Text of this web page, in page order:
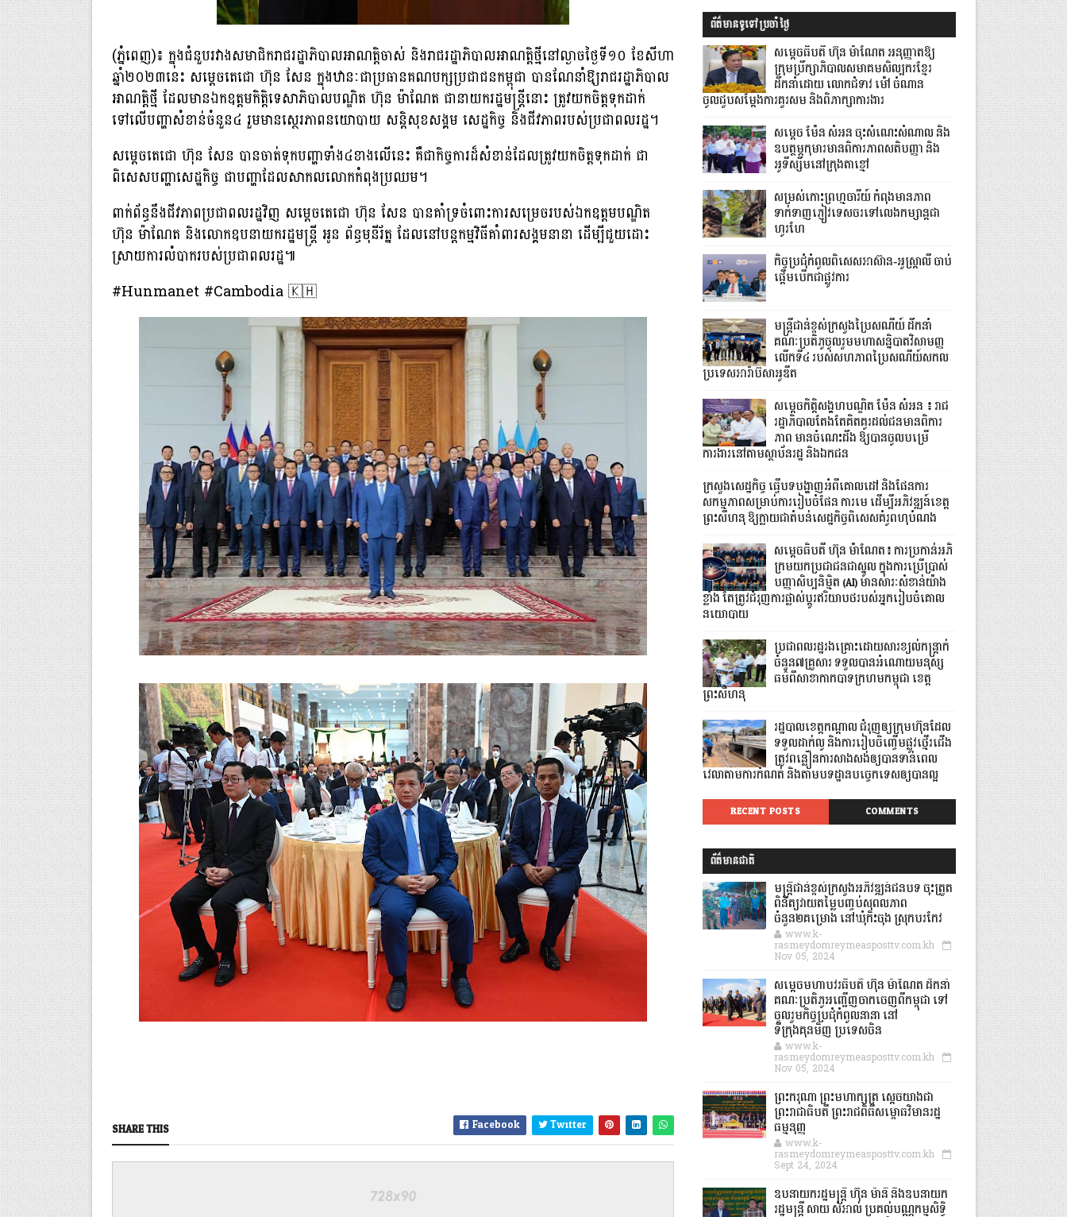
(ភ្នំពេញ)៖ ក្នុងជំនួបរវាងសមាជិករាជរដ្ឋាភិបាលអាណត្តិចាស់ និងរាជរដ្ឋាភិបាល​អាណត្តិថ្មីនៅល្ងាចថ្ងៃទី១០ ខែសីហា
ឆ្នាំ២០២៣នេះ សម្តេចតេជោ ហ៊ុន សែន ក្នុងឋានៈជាប្រធានគណបក្សប្រជាជនកម្ពុជា បានណែនាំឱ្យរាជរដ្ឋាភិបាល​
អាណត្តិ​ថ្មី ដែលមានឯកឧត្តមកិត្តិទេសាភិបាលបណ្ឌិត ហ៊ុន ម៉ាណែត ជានាយករដ្ឋមន្ត្រី​នោះ ត្រូវយកចិត្តទុកដាក់
ទៅលើបញ្ហាសំខាន់ចំនួន៤ រួមមានស្ថេរភាពនយោបាយ សន្តិសុខសង្គម សេដ្ឋកិច្ច និងជីវភាពរបស់ប្រជាពលរដ្ឋ។
សម្តេចតេជោ ហ៊ុន សែន បានចាត់ទុកបញ្ហាទាំង៤ខាងលើនេះ គឺជាកិច្ចការដ៏សំខាន់ដែលត្រូវយកចិត្តទុកដាក់ ជា
ពិសេសបញ្ហាសេដ្ឋកិច្ច ជាបញ្ហាដែលសាកលលោកកំពុងប្រឈម។
ពាក់ព័ន្ធនឹងជីវភាពប្រជាពលរដ្ឋវិញ សម្តេចតេជោ ហ៊ុន សែន បានគាំទ្រចំពោះ​ការ​សម្រេចរបស់ឯកឧត្តមបណ្ឌិត
ហ៊ុន ម៉ាណែត និងលោកឧបនាយករដ្ឋមន្ត្រី អូន ព័ន្ធមុនីរ័ត្ន ដែលនៅបន្តកម្មវិធីគាំពារសង្គមនានា ដើម្បីជួយដោះ
ស្រាយ​ការលំបាក​របស់ប្រជាពលរដ្ឋ៕
#Hunmanet #Cambodia 🇰🇭
SHARE THIS Facebook Twitter
ព័ត៌មានទូទៅប្រចាំថ្ងៃ
សម្តេចធិបតី ហ៊ុន ម៉ាណែត អនុញ្ញាតឱ្យ
ក្រុមប្រឹក្សាភិបាលសមាគមសិល្បករខ្មែរ
ដឹកនាំដោយ លោកជំទាវ ម៉ៅ ចំណាន
ចូលជួបសម្ដែងការគួរសម និងពិភាក្សាការងារ
សម្តេច ម៉ែន សំអន ចុះសំណេះសំណាល និង
ឧបត្ថម្ភកុមារមានពិការភាពសតិបញ្ញា និង
អូទីស្សឹមនៅក្រុងតាខ្មៅ
សម្រស់កោះព្រហ្មចារីយ៍ កំពុងមានភាព
ទាក់ទាញភ្ញៀវទេសចរទៅលេងកម្សាន្តជា
ហូរហែ
កិច្ចប្រជុំកំពូលពិសេសអាស៊ាន-អូស្ត្រាលី ចាប់
ផ្តើមបើកជាផ្លូវការ
មន្ត្រីជាន់ខ្ពស់ក្រសួងប្រៃសណីយ៍ ដឹកនាំ
គណៈប្រតិភូចូលរួមមហាសន្និបាតវិសាមញ្ញ
លើកទី៤ របស់សហភាពប្រៃសណីយ៍សកល
ប្រទេសអារ៉ាប៊ីសាអូឌីត
សម្តេចកិត្តិសង្គហបណ្ឌិត ម៉ែន សំអន ៖ រាជ
រដ្ឋាភិបាលតែងតែគិតគូរដល់ជនមានពិការ
ភាព មានចំណេះដឹង ឱ្យបានចូលបម្រើ
ការងារនៅតាមស្ថាប័នរដ្ឋ និងឯកជន
ក្រសួងសេដ្ឋកិច្ច ធ្វើបទបង្ហាញអំពីគោលដៅ និងផែនការ
សកម្មភាពសម្រាប់ការរៀបចំផែន ការមេ ដើម្បីអភិវឌ្ឍន៍ខេត្ត
ព្រះសីហនុ ឱ្យក្លាយជាតំបន់សេដ្ឋកិច្ចពិសេសគំរូពហុបំណង
សម្តេចធិបតី ហ៊ុន ម៉ាណែត៖ ការប្រកាន់អភិ
ក្រមយកប្រជាជនជាស្នូល ក្នុងការប្រើប្រាស់
បញ្ញាសិប្បនិម្មិត (AI) មានសារៈសំខាន់យ៉ាង
ខ្លាំង តែត្រូវជំរុញការផ្លាស់ប្តូរឥរិយាបថរបស់អ្នករៀបចំគោល
នយោបាយ
ប្រជាពលរដ្ឋរងគ្រោះដោយសារខ្យល់កន្ត្រាក់
ចំនួន៧គ្រួសារ ទទួលបានអំណោយមនុស្ស
ធម៌ពីសាខាកាកបាទក្រហមកម្ពុជា ខេត្ត
ព្រះសីហនុ
រដ្ឋបាលខេត្តកណ្ដាល ជំរុញឲ្យក្រុមហ៊ុនដែល
ទទួលដាក់លូ និងការរៀបចិញ្ចើមផ្លូវថ្មើរជើង
ត្រូវពន្លឿនការសាងសង់ឲ្យបានទាន់ពេល
វេលាតាមការកំណត់ និងតាមបទដ្ឋានបច្ចេកទេសឲ្យបានល្អ
RECENT POSTS COMMENTS
ព័ត៌មានជាតិ
មន្ត្រីជាន់ខ្ពស់ក្រសួងអភិវឌ្ឍន៍ជនបទ ចុះត្រួត
ពិនិត្យវាយតម្លៃបញ្ចប់សុពលភាព
ចំនួន២គម្រោង នៅឃុំកិះចុង ស្រុកបរកែវ
www.k-
rasmeydomreymeasposttv.com.kh
Nov 05, 2024
សម្តេចមហាបវរធិបតី ហ៊ុន ម៉ាណែត ដឹកនាំ
គណៈប្រតិភូអញ្ជើញចាកចេញពីកម្ពុជា ទៅ
ចូលរួមកិច្ចប្រជុំកំពូលនានា នៅ
ទីក្រុងគុនមិញ ប្រទេសចិន
www.k-
rasmeydomreymeasposttv.com.kh
Nov 05, 2024
ព្រះករុណា ព្រះមហាក្សត្រ ស្តេចយាងជា
ព្រះរាជាធិបតី ព្រះរាជពិធីសម្ពោធវិមានរដ្ឋ
ធម្មនុញ្ញ
www.k-
rasmeydomreymeasposttv.com.kh
Sept 24, 2024
ឧបនាយករដ្ឋមន្ដ្រី ហ៊ុន ម៉ានី និងឧបនាយក
រដ្ឋមន្ដ្រី សាយ សំអាល់ ប្រគល់បណ្ណកម្មសិទ្ធិ